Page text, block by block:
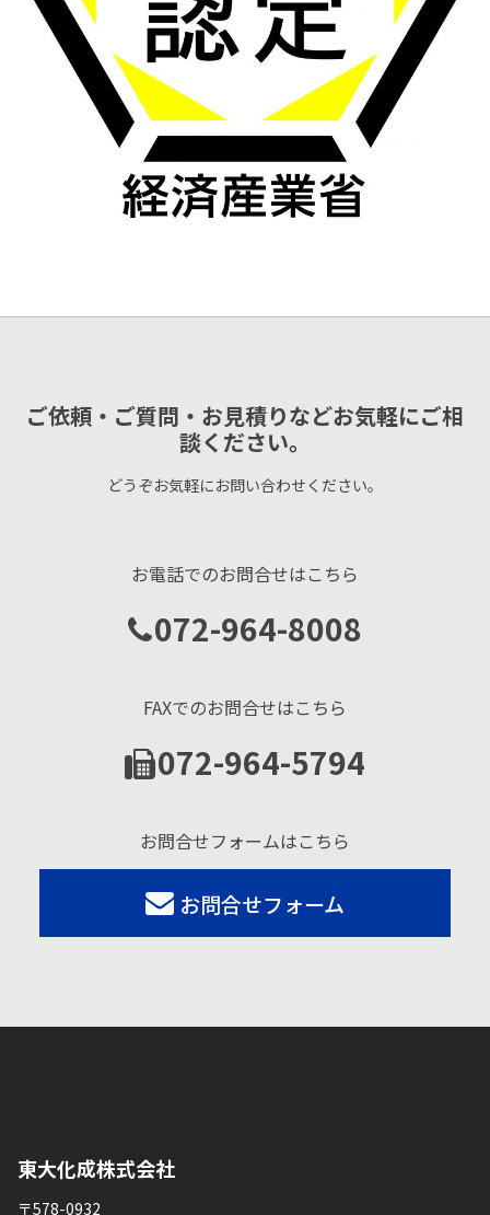
ご依頼・ご質問・お見積りなどお気軽にご相
談ください。
どうぞお気軽にお問い合わせください。
お電話でのお問合せはこちら
072-964-8008
FAXでのお問合せはこちら
072-964-5794
お問合せフォームはこちら
お問合せフォーム
東大化成株式会社
〒578-0932